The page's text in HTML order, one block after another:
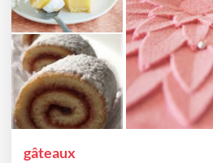
gâteaux